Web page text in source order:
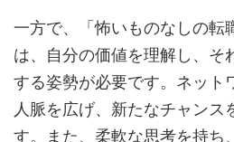
一方で、「怖いものなしの転
は、自分の価値を理解し、そ
する姿勢が必要です。ネット
人脈を広げ、新たなチャンス
す。また、柔軟な思考を持ち